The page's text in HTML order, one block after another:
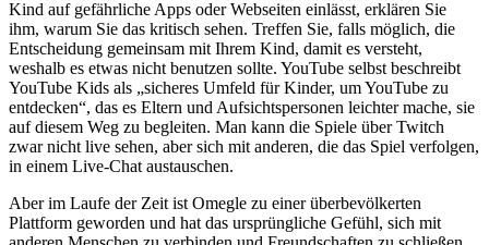
Kind auf gefährliche Apps oder Webseiten einlässt, erklären Sie
ihm, warum Sie das kritisch sehen. Treffen Sie, falls möglich, die
Entscheidung gemeinsam mit Ihrem Kind, damit es versteht,
weshalb es etwas nicht benutzen sollte. YouTube selbst beschreibt
YouTube Kids als „sicheres Umfeld für Kinder, um YouTube zu
entdecken“, das es Eltern und Aufsichtspersonen leichter mache, sie
auf diesem Weg zu begleiten. Man kann die Spiele über Twitch
zwar nicht live sehen, aber sich mit anderen, die das Spiel verfolgen,
in einem Live-Chat austauschen.
Aber im Laufe der Zeit ist Omegle zu einer überbevölkerten
Plattform geworden und hat das ursprüngliche Gefühl, sich mit